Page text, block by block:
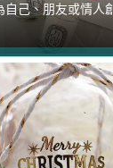
自己、朋友或情人